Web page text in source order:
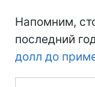
Напомним,
последний
долл до